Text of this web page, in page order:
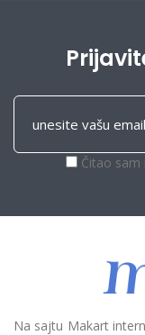
Čitao sam
Na sajtu Makart